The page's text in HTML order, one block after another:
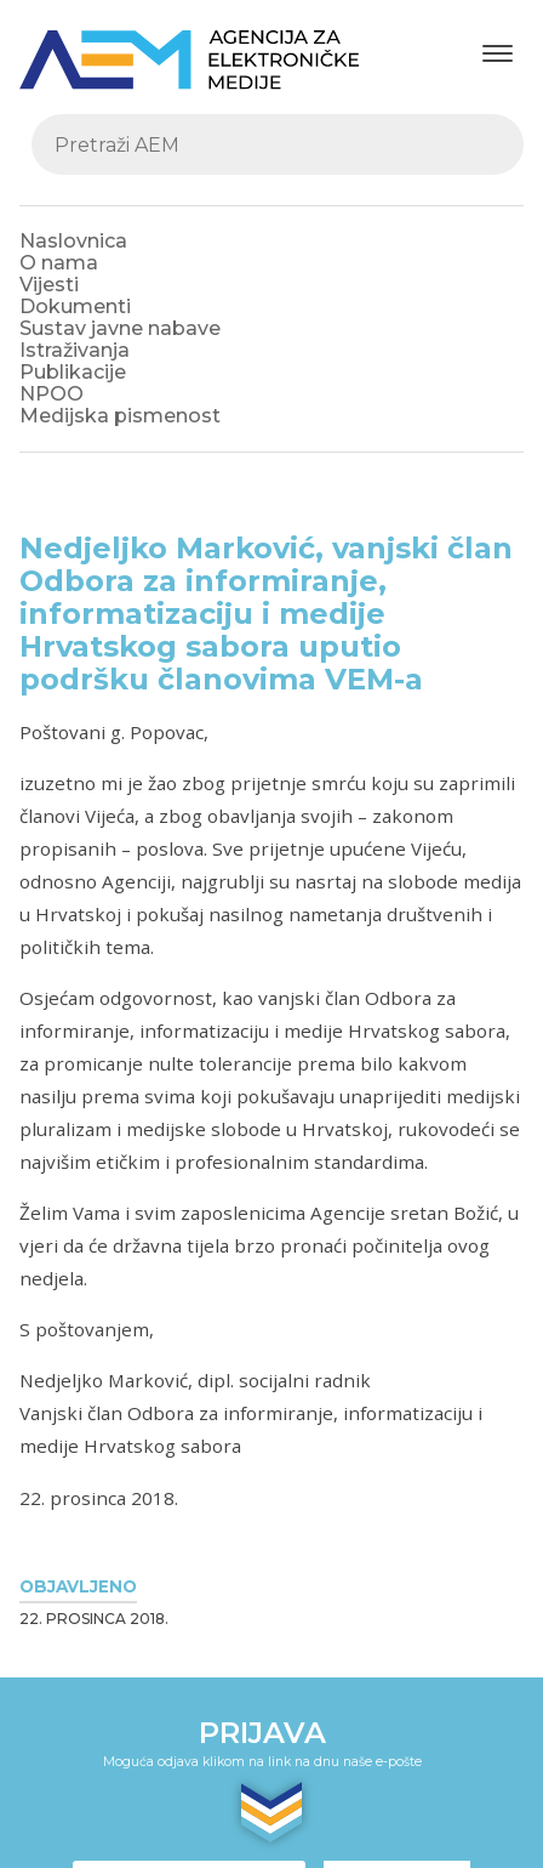
Naslovnica
O nama
Vijesti
Dokumenti
Sustav javne nabave
Istraživanja
Publikacije
NPOO
Medijska pismenost
OBJAVLJENO
22. PROSINCA 2018.
Nedjeljko Marković, vanjski član
Odbora za informiranje,
informatizaciju i medije
Hrvatskog sabora uputio
podršku članovima VEM-a
Poštovani g. Popovac,
izuzetno mi je žao zbog prijetnje smrću koju su zaprimili
članovi Vijeća, a zbog obavljanja svojih – zakonom
propisanih – poslova. Sve prijetnje upućene Vijeću,
odnosno Agenciji, najgrublji su nasrtaj na slobode medija
u Hrvatskoj i pokušaj nasilnog nametanja društvenih i
političkih tema.
Osjećam odgovornost, kao vanjski član Odbora za
informiranje, informatizaciju i medije Hrvatskog sabora,
za promicanje nulte tolerancije prema bilo kakvom
nasilju prema svima koji pokušavaju unaprijediti medijski
pluralizam i medijske slobode u Hrvatskoj, rukovodeći se
najvišim etičkim i profesionalnim standardima.
Želim Vama i svim zaposlenicima Agencije sretan Božić, u
vjeri da će državna tijela brzo pronaći počinitelja ovog
nedjela.
S poštovanjem,
Nedjeljko Marković, dipl. socijalni radnik
Vanjski član Odbora za informiranje, informatizaciju i
medije Hrvatskog sabora
22. prosinca 2018.
PRIJAVA
Moguća odjava klikom na link na dnu naše e-pošte